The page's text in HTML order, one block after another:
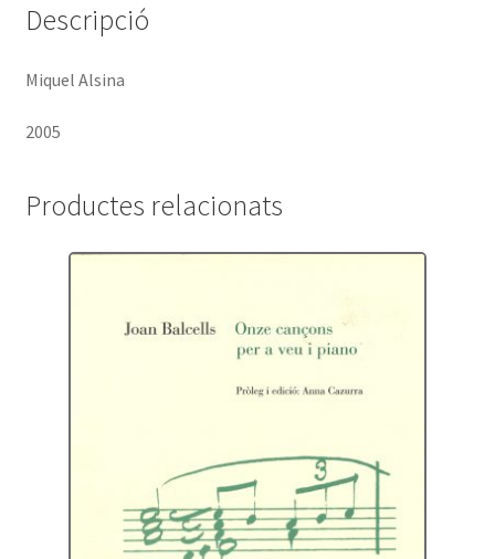
Descripció
Miquel Alsina
2005
Productes relacionats